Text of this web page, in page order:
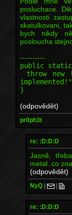
posluchace.
vlastnosti
skatulkovani,
bych nikdy
posloucha
----------
public
throw new
}
(odpovědět)
pr0ph3t
re: :D:D:D
Jasně,
metal..co
(odpovědět)
NyQ | |
re: :D:D:D